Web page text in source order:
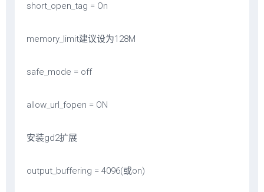
short_open_tag = On
memory_limit建议设为128M
safe_mode = off
allow_url_fopen = ON
安装gd2扩展
output_buffering = 4096(或on)